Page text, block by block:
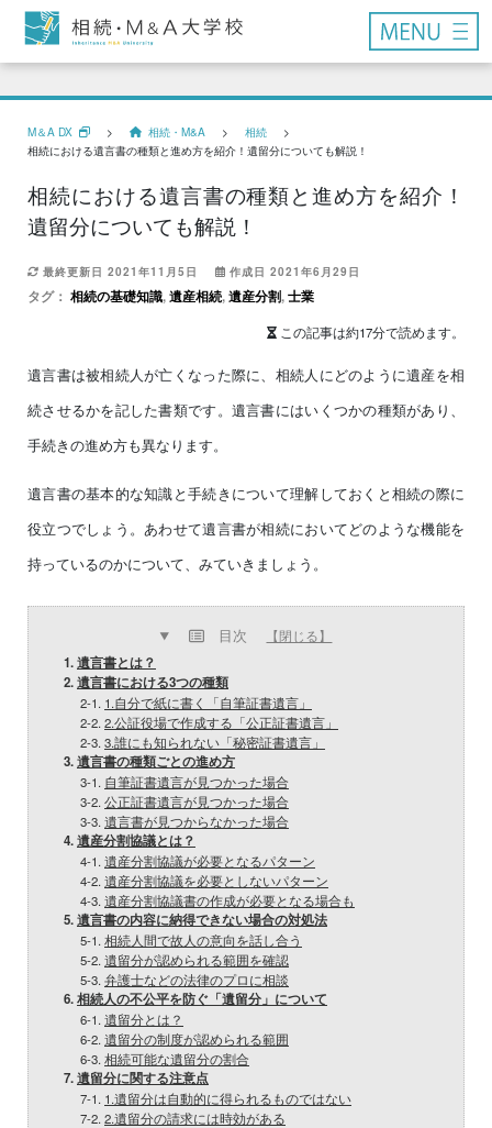
M＆A DX > 相続・M&A >相続 >
相続における遺言書の種類と進め方を紹介！遺留分についても解説！
相続における遺言書の種類と進め方を紹介！
遺留分についても解説！
最終更新日 2021年11月5日 作成日 2021年6月29日
タグ： 相続の基礎知識,遺産相続,遺産分割,士業
この記事は約17分で読めます。
遺言書は被相続人が亡くなった際に、相続人にどのように遺産を相
続させるかを記した書類です。遺言書にはいくつかの種類があり、
手続きの進め方も異なります。
遺言書の基本的な知識と手続きについて理解しておくと相続の際に
役立つでしょう。あわせて遺言書が相続においてどのような機能を
持っているのかについて、みていきましょう。
目次 【閉じる】
1.遺言書とは？
2.遺言書における3つの種類
2-1. 1.自分で紙に書く「自筆証書遺言」
2-2. 2.公証役場で作成する「公正証書遺言」
2-3. 3.誰にも知られない「秘密証書遺言」
3.遺言書の種類ごとの進め方
3-1. 自筆証書遺言が見つかった場合
3-2. 公正証書遺言が見つかった場合
3-3. 遺言書が見つからなかった場合
4.遺産分割協議とは？
4-1. 遺産分割協議が必要となるパターン
4-2. 遺産分割協議を必要としないパターン
4-3. 遺産分割協議書の作成が必要となる場合も
5.遺言書の内容に納得できない場合の対処法
5-1. 相続人間で故人の意向を話し合う
5-2. 遺留分が認められる範囲を確認
5-3. 弁護士などの法律のプロに相談
6.相続人の不公平を防ぐ「遺留分」について
6-1. 遺留分とは？
6-2. 遺留分の制度が認められる範囲
6-3. 相続可能な遺留分の割合
7.遺留分に関する注意点
7-1. 1.遺留分は自動的に得られるものではない
7-2. 2.遺留分の請求には時効がある